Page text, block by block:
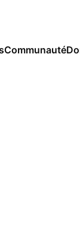
Communauté